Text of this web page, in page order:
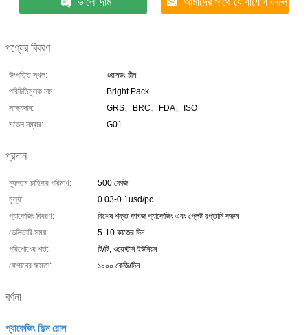
পণ্যের বিবরণ
উৎপত্তি স্থল:
গুয়ানডং চীন
পরিচিতিমুলক নাম:
Bright Pack
সাক্ষ্যদান:
GRS、BRC、FDA、ISO
মডেল নম্বার:
G01
প্রদান
ন্যূনতম চাহিদার পরিমাণ:
500 কেজি
মূল্য:
0.03-0.1usd/pc
প্যাকেজিং বিবরণ:
বিশেষ শক্ত কাগজ প্যাকেজিং এবং প্লেট রপ্তানি করুন
ডেলিভারি সময়:
5-10 কাজের দিন
পরিশোধের শর্ত:
টি/টি, ওয়েস্টার্ন ইউনিয়ন
যোগানের ক্ষমতা:
১০০০ কেজি/দিন
বর্ণনা
প্যাকেজিং ফিল্ম রোল